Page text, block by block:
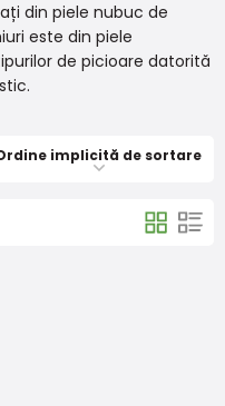
din piele nubuc de
este din piele
de picioare datorită
implicită de sortare